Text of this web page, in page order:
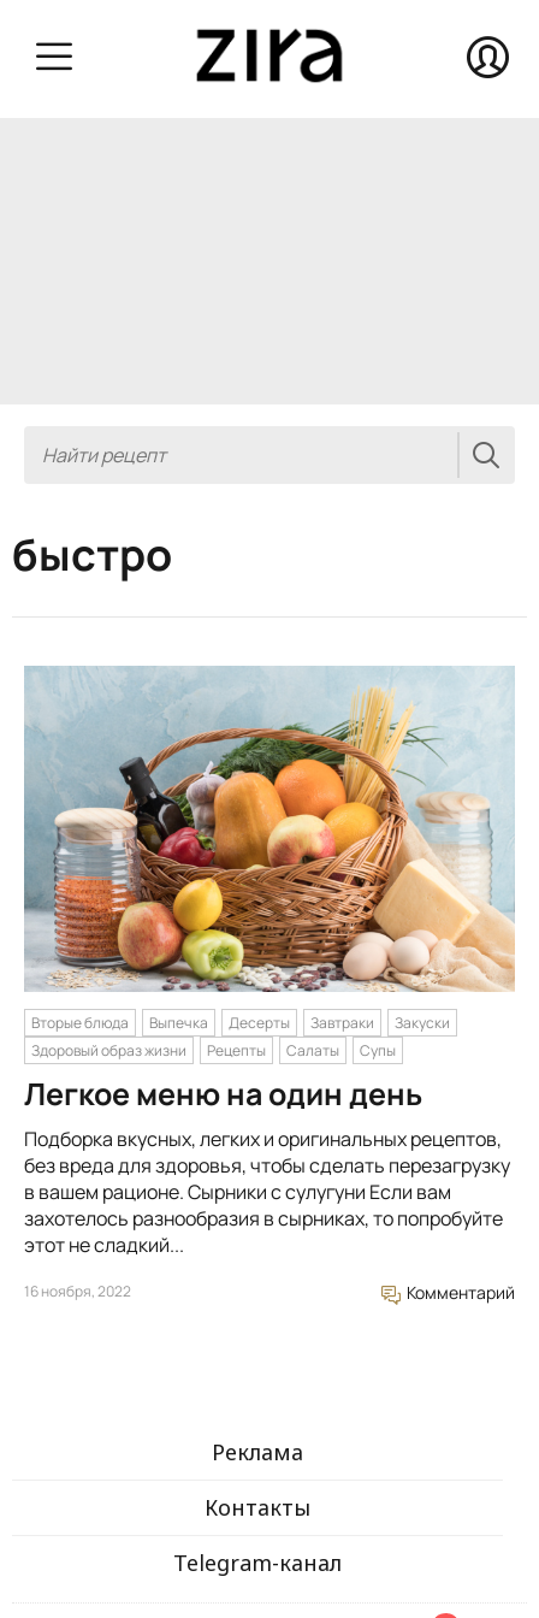
быстро
Вторые блюда Выпечка Десерты Завтраки
Закуски
Здоровый образ жизни
Рецепты Салаты Супы
Легкое меню на один день
Подборка вкусных, легких и оригинальных рецептов,
без вреда для здоровья, чтобы сделать перезагрузку
в вашем рационе. Сырники с сулугуни Если вам
захотелось разнообразия в сырниках, то попробуйте
этот не сладкий...
16 ноября, 2022 Комментарий
Реклама
Контакты
Telegram-канал